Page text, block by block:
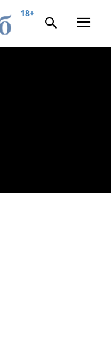
18+